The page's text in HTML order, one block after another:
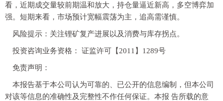
看，近期成交量较前期温和放大，持仓量逼近新高，多空博弈加
强。短期来看，市场预计宽幅震荡为主，追高需谨慎。
风险提示：关注锂矿复产进展以及消费与库存拐点。
投资咨询业务资格： 证监许可【2011】1289号
免责声明：
本报告基于本公司认为可靠的、已公开的信息编制，但本公司
对该等信息的准确性及完整性不作任何保证。本报 告所载的意